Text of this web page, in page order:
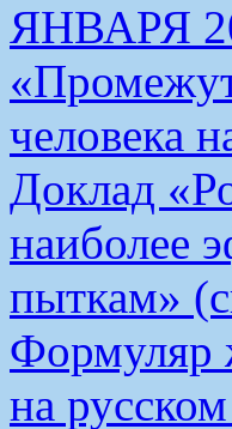
ЯНВАРЯ
человека
Доклад
наиболее
пыткам»
Формуляр
на